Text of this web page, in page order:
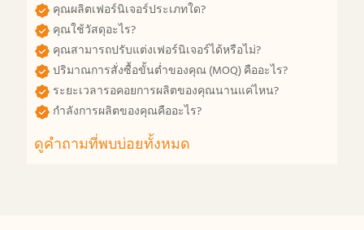
คุณผลิตเฟอร์นิเจอร์ประเภทใด?
คุณใช้วัสดุอะไร?
คุณสามารถปรับแต่งเฟอร์นิเจอร์ได้หรือไม่?
ปริมาณการสั่งซื้อขั้นต่ำของคุณ (MOQ) คืออะไร?
ระยะเวลารอคอยการผลิตของคุณนานแค่ไหน?
กำลังการผลิตของคุณคืออะไร?
ดูคำถามที่พบบ่อยทั้งหมด